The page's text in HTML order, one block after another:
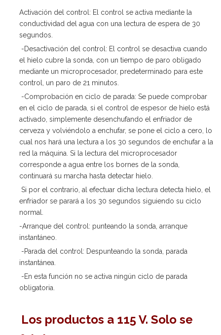
Activación del control: El control se activa mediante la
conductividad del agua con una lectura de espera de 30
segundos.
-Desactivación del control: El control se desactiva cuando
el hielo cubre la sonda, con un tiempo de paro obligado
mediante un microprocesador, predeterminado para este
control, un paro de 21 minutos.
-Comprobación en ciclo de parada: Se puede comprobar
en el ciclo de parada, si el control de espesor de hielo está
activado, simplemente desenchufando el enfriador de
cerveza y volviéndolo a enchufar, se pone el ciclo a cero, lo
cual nos hará una lectura a los 30 segundos de enchufar a la
red la máquina. Si la lectura del microprocesador
corresponde a agua entre los bornes de la sonda,
continuará su marcha hasta detectar hielo.
Si por el contrario, al efectuar dicha lectura detecta hielo, el
enfriador se parará a los 30 segundos siguiendo su ciclo
normal.
-Arranque del control: punteando la sonda, arranque
instantáneo.
-Parada del control: Despunteando la sonda, parada
instantánea.
-En esta función no se activa ningún ciclo de parada
obligatoria.
Los productos a 115 V. Solo se